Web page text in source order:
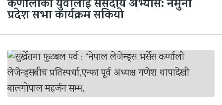
कर्णालीका युवालाई संसदीय अभ्यास: नमुना
प्रदेश सभा कार्यक्रम सकियो